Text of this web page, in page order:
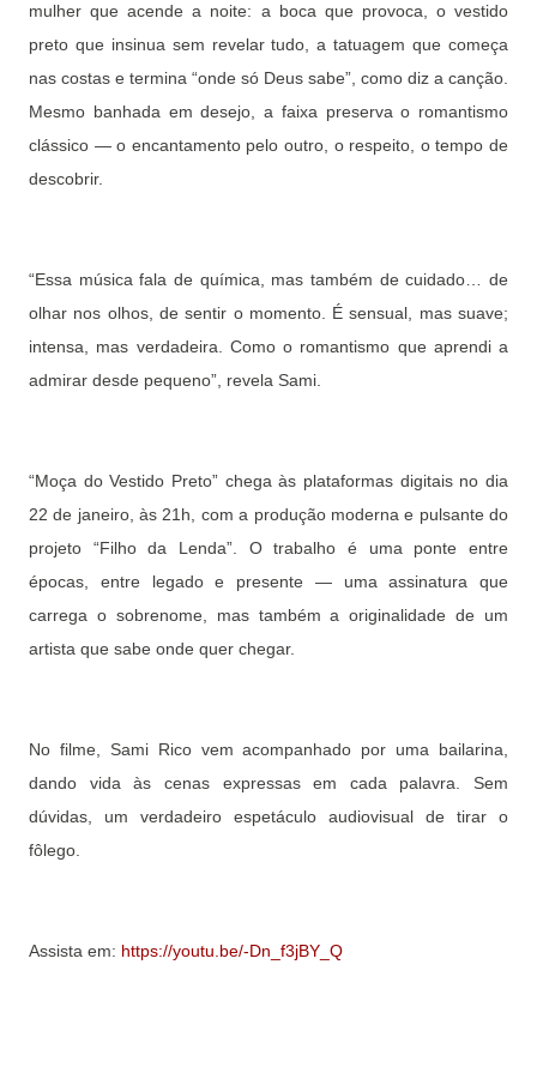
mulher que acende a noite: a boca que provoca, o vestido
preto que insinua sem revelar tudo, a tatuagem que começa
nas costas e termina “onde só Deus sabe”, como diz a canção.
Mesmo banhada em desejo, a faixa preserva o romantismo
clássico — o encantamento pelo outro, o respeito, o tempo de
descobrir.
“Essa música fala de química, mas também de cuidado… de
olhar nos olhos, de sentir o momento. É sensual, mas suave;
intensa, mas verdadeira. Como o romantismo que aprendi a
admirar desde pequeno”, revela Sami.
“Moça do Vestido Preto” chega às plataformas digitais no dia
22 de janeiro, às 21h, com a produção moderna e pulsante do
projeto “Filho da Lenda”. O trabalho é uma ponte entre
épocas, entre legado e presente — uma assinatura que
carrega o sobrenome, mas também a originalidade de um
artista que sabe onde quer chegar.
No filme, Sami Rico vem acompanhado por uma bailarina,
dando vida às cenas expressas em cada palavra. Sem
dúvidas, um verdadeiro espetáculo audiovisual de tirar o
fôlego.
Assista em: https://youtu.be/-Dn_f3jBY_Q